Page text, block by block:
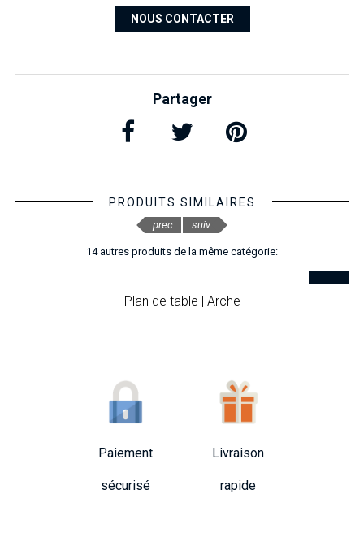
NOUS CONTACTER
Partager
PRODUITS SIMILAIRES
14 autres produits de la même catégorie:
Plan de table | Arche
prec suiv
Paiement
sécurisé
Livraison
rapide